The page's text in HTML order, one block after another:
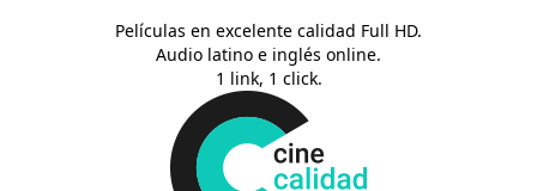
Películas en excelente calidad Full HD.
Audio latino e inglés online.
1 link, 1 click.